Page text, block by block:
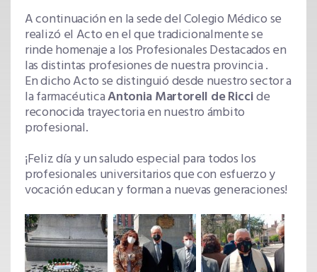
A continuación en la sede del Colegio Médico se
realizó el Acto en el que tradicionalmente se
rinde homenaje a los Profesionales Destacados en
las distintas profesiones de nuestra provincia .
En dicho Acto se distinguió desde nuestro sector a
la farmacéuticaAntonia Martorell de Riccide
reconocida trayectoria en nuestro ámbito
profesional.
¡Feliz día y un saludo especial para todos los
profesionales universitarios que con esfuerzo y
vocación educan y forman a nuevas generaciones!